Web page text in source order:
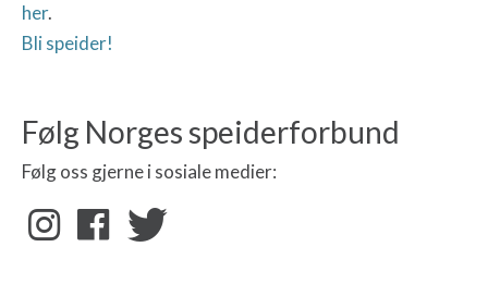
her.
Bli speider!
Følg Norges speiderforbund
Følg oss gjerne i sosiale medier: